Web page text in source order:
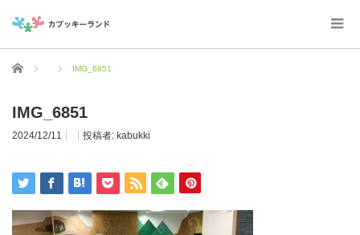
ホーム IMG_6851
IMG_6851
2024/12/11 投稿者: kabukki